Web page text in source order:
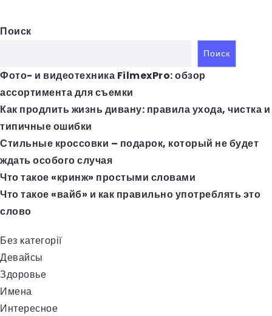
Поиск
Поиск
Фото- и видеотехника FilmexPro: обзор
ассортимента для съемки
Как продлить жизнь дивану: правила ухода, чистка и
типичные ошибки
Стильные кроссовки – подарок, который не будет
ждать особого случая
Что такое «кринж» простыми словами
Что такое «вайб» и как правильно употреблять это
слово
Без категорії
Девайсы
Здоровье
Имена
Интересное